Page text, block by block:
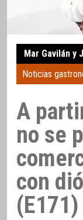
Mar Gavilán y
Noticias
A
no se
con
(E171)